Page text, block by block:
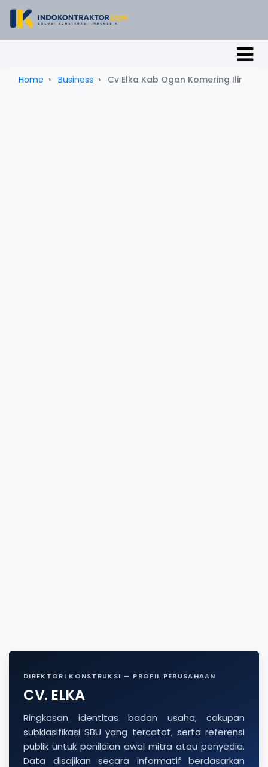
Home Business Cv Elka Kab Ogan Komering Ilir
DIREKTORI KONSTRUKSI — PROFIL PERUSAHAAN
CV. ELKA
Ringkasan identitas badan usaha, cakupan
subklasifikasi SBU yang tercatat, serta referensi
publik untuk penilaian awal mitra atau penyedia.
Data disajikan secara informatif berdasarkan